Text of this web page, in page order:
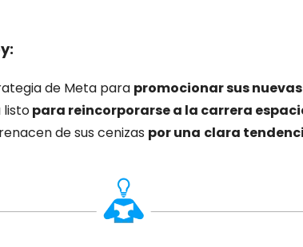
de Meta para promocionar sus
listopara reincorporarse a la carrera
de sus cenizas por una clara